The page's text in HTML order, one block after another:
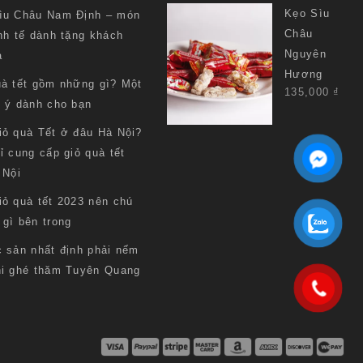
Châu Nam Định – món
tế dành tặng khách
tết gồm những gì? Một
dành cho bạn
quà Tết ở đâu Hà Nội?
cung cấp giỏ quà tết
quà tết 2023 nên chú
gì bên trong
sản nhất định phải nếm
ghé thăm Tuyên Quang
Kẹo Sìu
Châu
Nguyên
Hương
135,000 ₫